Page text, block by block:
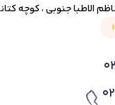
جنوبی ، کوچه کتانه ، پلاک